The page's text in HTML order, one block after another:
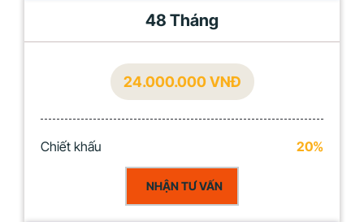
48 Tháng
24.000.000 VNĐ
Chiết khấu 20%
NHẬN TƯ VẤN